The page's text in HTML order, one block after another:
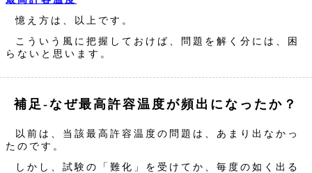
憶え方は、以上です。
こういう風に把握しておけば、問題を解く分には、困
らないと思います。
補足‐なぜ最高許容温度が頻出になったか？
以前は、当該最高許容温度の問題は、あまり出なかっ
たのです。
しかし、試験の「難化」を受けてか、毎度の如く出る